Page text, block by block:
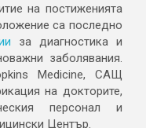
на постиженията
са последно
за диагностика и
заболявания.
Medicine, САЩ
на докторите,
персонал и
Център.